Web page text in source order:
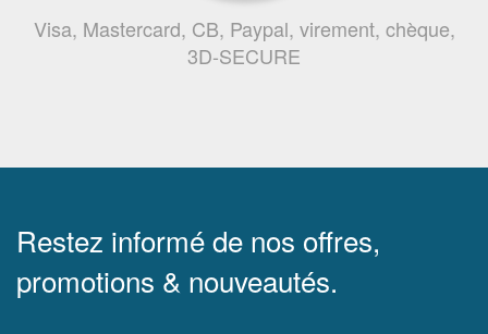
Visa, Mastercard, CB, Paypal, virement, chèque,
3D-SECURE
Restez informé de nos offres,
promotions & nouveautés.